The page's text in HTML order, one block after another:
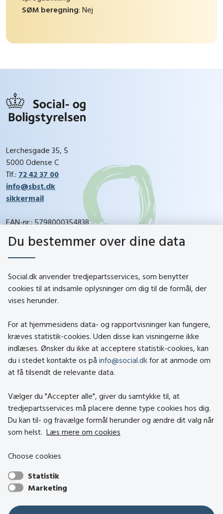
SØM beregning: Nej
Lerchesgade 35, 5
5000 Odense C
Tlf.: 72 42 37 00
info@sbst.dk
sikkermail
EAN-nr.: 5798000354838
CVR-nr.: 26144698
Kontakt
About social.dk
Tilgængelighedserklæring
Om brugen af cookies
Besøg også
Socialministeriet
Hjælpemiddelbasen
Center mod Menneskehandel
Den Nationale Tolkemyndighed
Du bestemmer over dine data
Social.dk anvender tredjepartsservices, som benytter
cookies til at indsamle oplysninger om dig til de formål, der
vises herunder.
For at hjemmesidens data- og rapportvisninger kan fungere,
kræves statistik-cookies. Uden disse kan visningerne ikke
indlæses. Ønsker du ikke at acceptere statistik-cookies, kan
du i stedet kontakte os på info@social.dk for at anmode om
at få tilsendt de relevante data.
Vælger du "Accepter alle", giver du samtykke til, at
tredjepartsservices må placere denne type cookies hos dig.
Du kan til- og fravælge formål herunder og ændre dit valg når
som helst. Læs mere om cookies
Choose cookies
Statistik
Marketing